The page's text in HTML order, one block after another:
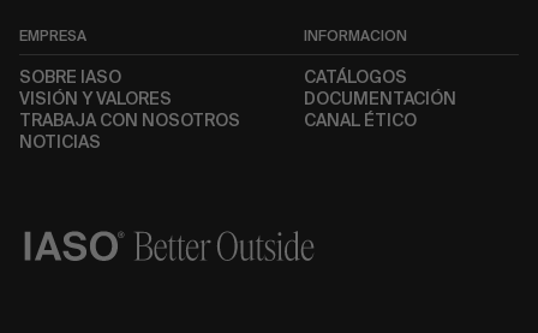
EMPRESA
SOBRE IASO
VISIÓN Y VALORES
TRABAJA CON NOSOTROS
NOTICIAS
INFORMACIÓN
CATÁLOGOS
DOCUMENTACIÓN
CANAL ÉTICO